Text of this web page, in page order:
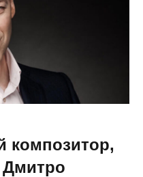
композитор,
Дмитро